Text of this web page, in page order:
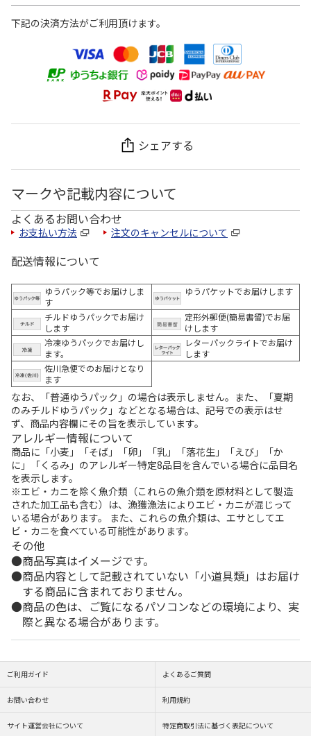
下記の決済方法がご利用頂けます。
シェアする
マークや記載内容について
よくあるお問い合わせ
お支払い方法 注文のキャンセルについて
配送情報について
ゆうパック等でお届けしま
す
ゆうパケットでお届けします
チルドゆうパックでお届け
します
定形外郵便(簡易書留)でお届
けします
冷凍ゆうパックでお届けし
ます。
レターパックライトでお届け
します
佐川急便でのお届けとなり
ます
なお、「普通ゆうパック」の場合は表示しません。また、「夏期
のみチルドゆうパック」などとなる場合は、記号での表示はせ
ず、商品内容欄にその旨を表示しています。
アレルギー情報について
商品に「小麦」「そば」「卵」「乳」「落花生」「えび」「か
に」「くるみ」のアレルギー特定8品目を含んでいる場合に品目名
を表示します。
※エビ・カニを除く魚介類（これらの魚介類を原材料として製造
された加工品も含む）は、漁獲漁法によりエビ・カニが混じって
いる場合があります。 また、これらの魚介類は、エサとしてエ
ビ・カニを食べている可能性があります。
その他
商品写真はイメージです。
商品内容として記載されていない「小道具類」はお届け
する商品に含まれておりません。
商品の色は、ご覧になるパソコンなどの環境により、実
際と異なる場合があります。
ご利用ガイド よくあるご質問
お問い合わせ 利用規約
サイト運営会社について 特定商取引法に基づく表記について